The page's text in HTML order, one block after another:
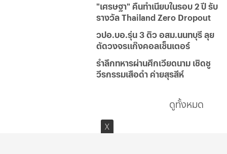
"เศรษฐา" คืนทำเนียบในรอบ 2 ปี รับ
รางวัล Thailand Zero Dropout
วปอ.บอ.รุ่น 3 ติว อสม.นนทบุรี ลุย
ตัดวงจรแก๊งคอลเซ็นเตอร์
รำลึกทหารผ่านศึกเวียดนาม เชิดชู
วีรกรรมเสือดำ ค่ายสุรสีห์
ดูทั้งหมด